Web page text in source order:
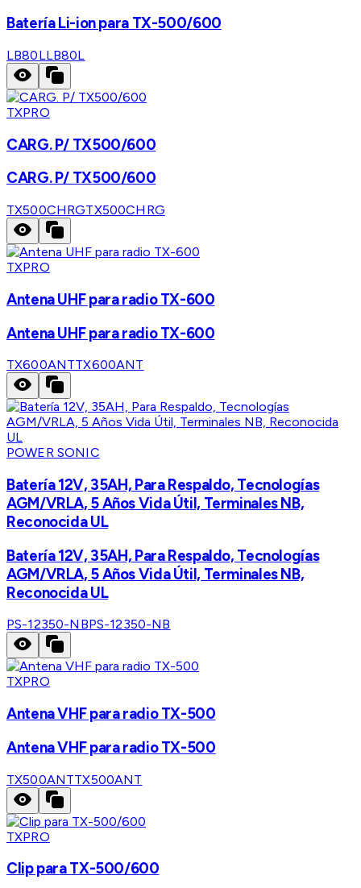
Batería Li-ion para TX-500/600
LB80LLB80L
TXPRO
CARG. P/ TX500/600
CARG. P/ TX500/600
TX500CHRGTX500CHRG
TXPRO
Antena UHF para radio TX-600
Antena UHF para radio TX-600
TX600ANTTX600ANT
POWER SONIC
Batería 12V, 35AH, Para Respaldo, Tecnologías
AGM/VRLA, 5 Años Vida Útil, Terminales NB,
Reconocida UL
Batería 12V, 35AH, Para Respaldo, Tecnologías
AGM/VRLA, 5 Años Vida Útil, Terminales NB,
Reconocida UL
PS-12350-NBPS-12350-NB
TXPRO
Antena VHF para radio TX-500
Antena VHF para radio TX-500
TX500ANTTX500ANT
TXPRO
Clip para TX-500/600